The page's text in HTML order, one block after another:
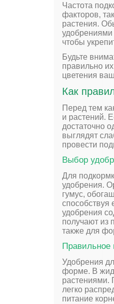
Частота
факторов,
растения.
удобрениями
чтобы
Будьте
правильно
цветения
Как
Перед тем
и растений.
достаточно
выглядят
провести
Выбор
Для
удобрения.
гумус,
удобрения
получают из
также для
Правильное
Удобрения
форме. В
растениями.
легко
питание